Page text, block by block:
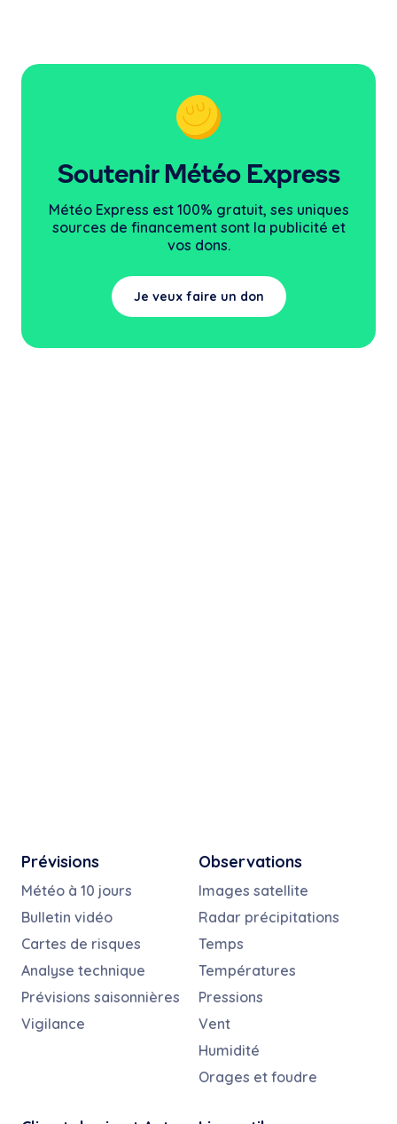
Soutenir Météo Express
Météo Express est 100% gratuit, ses uniques
sources de financement sont la publicité et
vos dons.
Je veux faire un don
Prévisions
Météo à 10 jours
Bulletin vidéo
Cartes de risques
Analyse technique
Prévisions saisonnières
Vigilance
Observations
Images satellite
Radar précipitations
Temps
Températures
Pressions
Vent
Humidité
Orages et foudre